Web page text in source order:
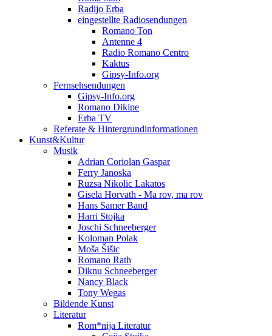
Radijo Erba
eingestellte Radiosendungen
Romano Ton
Antenne 4
Radio Romano Centro
Kaktus
Gipsy-Info.org
Fernsehsendungen
Gipsy-Info.org
Romano Dikipe
Erba TV
Referate & Hintergrundinformationen
Kunst&Kultur
Musik
Adrian Coriolan Gaspar
Ferry Janoska
Ruzsa Nikolic Lakatos
Gisela Horvath - Ma rov, ma rov
Hans Samer Band
Harri Stojka
Joschi Schneeberger
Koloman Polak
Moša Šišic
Romano Rath
Diknu Schneeberger
Nancy Black
Tony Wegas
Bildende Kunst
Literatur
Rom*nija Literatur